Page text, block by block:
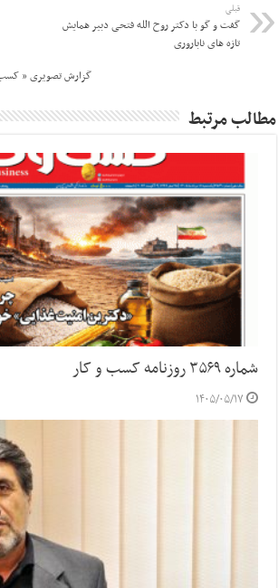
قبلی
گفت و گو با دکتر‌ روح الله فتحی دبیر همایش
تازه های ناباروری
گزارش تصویری « کسب
مطالب مرتبط
شماره ۳۵۶۹ روزنامه کسب و کار
۱۴۰۵/۰۵/۱۷